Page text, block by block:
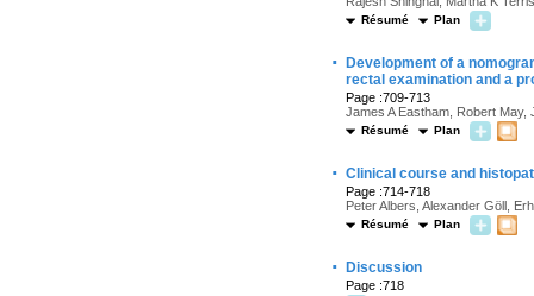
Résumé Plan
·
Development of a
rectal examination and a
Page :709-713
James A Eastham, Robert
Résumé Plan
· Clinical course and
Page :714-718
Peter Albers, Alexander Göll,
Résumé Plan
· Discussion
Page :718